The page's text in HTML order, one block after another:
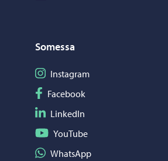
Somessa
Seuraa Instagram
Instagram
Seuraa Facebook
Facebook
Seuraa LinkedIn
LinkedIn
Seuraa YouTube
YouTube
Jaa WhatsApp
WhatsApp